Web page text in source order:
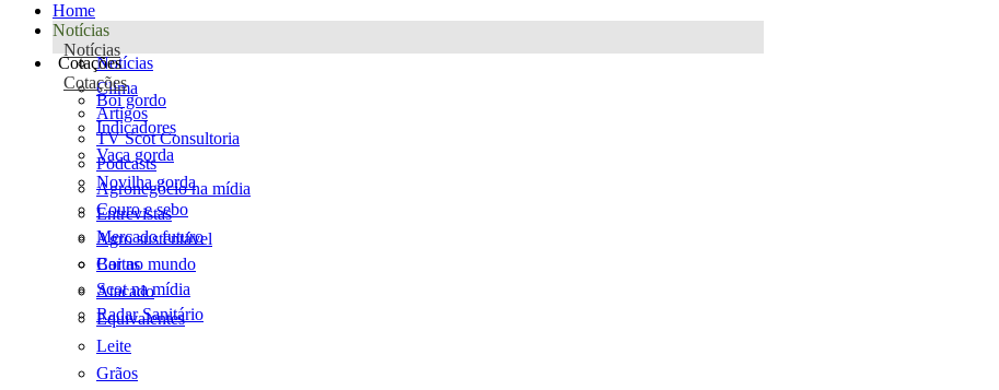
Home
Notícias
Notícias
Notícias
Clima
Artigos
TV Scot Consultoria
Podcasts
Agronegócio na mídia
Entrevistas
Agro sustentável
Cartas
Scot na mídia
Radar Sanitário
Cotações
Cotações
Boi gordo
Indicadores
Vaca gorda
Novilha gorda
Couro e sebo
Mercado futuro
Boi no mundo
Atacado
Equivalentes
Leite
Grãos